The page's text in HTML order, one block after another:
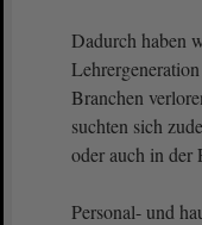
Dadurch haben
Branchen
suchten sich
oder auch in der
Personal- und